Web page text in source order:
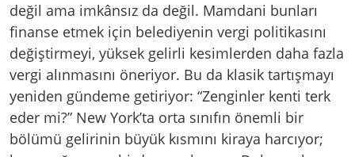
değil ama imkânsız da değil. Mamdani bunları
finanse etmek için belediyenin vergi politikasını
değiştirmeyi, yüksek gelirli kesimlerden daha fazla
vergi alınmasını öneriyor. Bu da klasik tartışmayı
yeniden gündeme getiriyor: “Zenginler kenti terk
eder mi?” New York’ta orta sınıfın önemli bir
bölümü gelirinin büyük kısmını kiraya harcıyor;